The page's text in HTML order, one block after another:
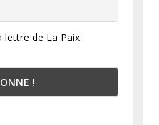
lettre de La Paix